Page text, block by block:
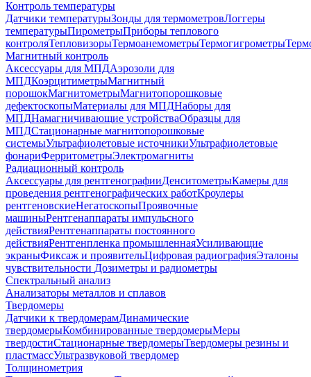
Контроль температуры
Датчики температурыЗонды для термометровЛоггеры
температурыПирометрыПриборы теплового
контроляТепловизорыТермоанемометрыТермогигрометры
Магнитный контроль
Аксессуары для МПДАэрозоли для
МПДКоэрцитиметрыМагнитный
порошокМагнитометрыМагнитопорошковые
дефектоскопыМатериалы для МПДНаборы для
МПДНамагничивающие устройстваОбразцы для
МПДСтационарные магнитопорошковые
системыУльтрафиолетовые источникиУльтрафиолетовые
фонариФерритометрыЭлектромагниты
Радиационный контроль
Аксессуары для рентгенографииДенситометрыКамеры для
проведения рентгенографических работКроулеры
рентгеновскиеНегатоскопыПроявочные
машиныРентгенаппараты импульсного
действияРентгенаппараты постоянного
действияРентгенпленка промышленнаяУсиливающие
экраныФиксаж и проявительЦифровая радиографияЭталоны
чувствительности Дозиметры и радиометры
Спектральный анализ
Анализаторы металлов и сплавов
Твердомеры
Датчики к твердомерамДинамические
твердомерыКомбинированные твердомерыМеры
твердостиСтационарные твердомерыТвердомеры резины и
пластмассУльтразвуковой твердомер
Толщинометрия